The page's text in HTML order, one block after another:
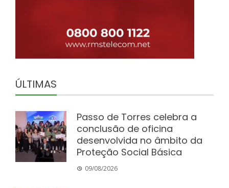
ÚLTIMAS
Passo de Torres celebra a
conclusão de oficina
desenvolvida no âmbito da
Proteção Social Básica
09/08/2026